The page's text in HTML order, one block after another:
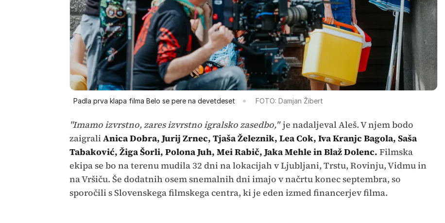
Padla prva klapa filma Belo se pere na devetdeset FOTO: Damjan Žibert
"Imamo izvrstno, zares izvrstno igralsko zasedbo,"je nadaljeval Aleš. V njem bodo
zaigraliAnica Dobra, Jurij Zrnec, Tjaša Železnik, Lea Cok, Iva Kranjc Bagola, Saša
Tabaković, Žiga Šorli, Polona Juh, Mei Rabič, Jaka Mehle in Blaž Dolenc. Filmska
ekipa se bo na terenu mudila 32 dni na lokacijah v Ljubljani, Trstu, Rovinju, Vidmu in
na Vršiču. Še dodatnih osem snemalnih dni imajo v načrtu konec septembra, so
sporočili s Slovenskega filmskega centra, ki je eden izmed financerjev filma.